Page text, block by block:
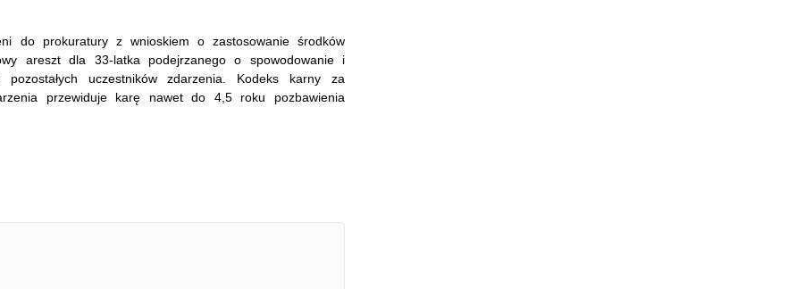
do prokuratury z wnioskiem o zastosowanie środków
areszt dla 33-latka podejrzanego o spowodowanie i
uczestników zdarzenia. Kodeks karny za
przewiduje karę nawet do 4,5 roku pozbawienia